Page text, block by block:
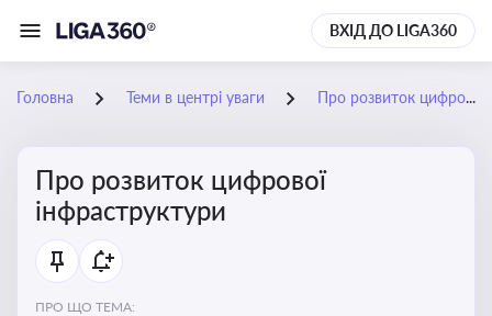
ВХІД ДО LIGA360
Головна Теми в центрі уваги Про розвиток цифрової інфраструктури
Про розвиток цифрової
інфраструктури
ПРО ЩО ТЕМА: